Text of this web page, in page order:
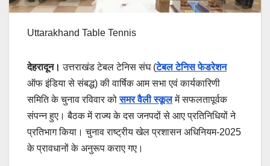
Uttarakhand Table Tennis
देहरादून।उत्तराखंड टेबल टेनिस संघ (टेबल टेनिस फेडरेशन
ऑफ इंडिया से संबद्ध) की वार्षिक आम सभा एवं कार्यकारिणी
समिति के चुनाव रविवार कोसमर वैली स्कूलमें सफलतापूर्वक
संपन्न हुए। बैठक में राज्य के दस जनपदों से आए प्रतिनिधियों ने
प्रतिभाग किया। चुनाव राष्ट्रीय खेल प्रशासन अधिनियम-2025
के प्रावधानों के अनुरूप कराए गए।